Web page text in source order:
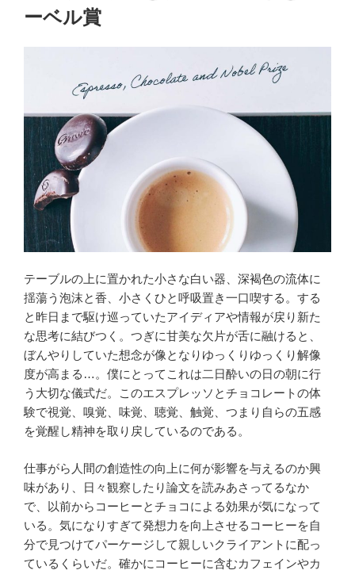
ーベル賞
テーブルの上に置かれた小さな白い器、深褐色の流体に
揺蕩う泡沫と香、小さくひと呼吸置き一口喫する。する
と昨日まで駆け巡っていたアイディアや情報が戻り新た
な思考に結びつく。つぎに甘美な欠片が舌に融けると、
ぼんやりしていた想念が像となりゆっくりゆっくり解像
度が高まる…。僕にとってこれは二日酔いの日の朝に行
う大切な儀式だ。このエスプレッソとチョコレートの体
験で視覚、嗅覚、味覚、聴覚、触覚、つまり自らの五感
を覚醒し精神を取り戻しているのである。
仕事がら人間の創造性の向上に何が影響を与えるのか興
味があり、日々観察したり論文を読みあさってるなか
で、以前からコーヒーとチョコによる効果が気になって
いる。気になりすぎて発想力を向上させるコーヒーを自
分で見つけてパーケージして親しいクライアントに配っ
ているくらいだ。確かにコーヒーに含むカフェインやカ